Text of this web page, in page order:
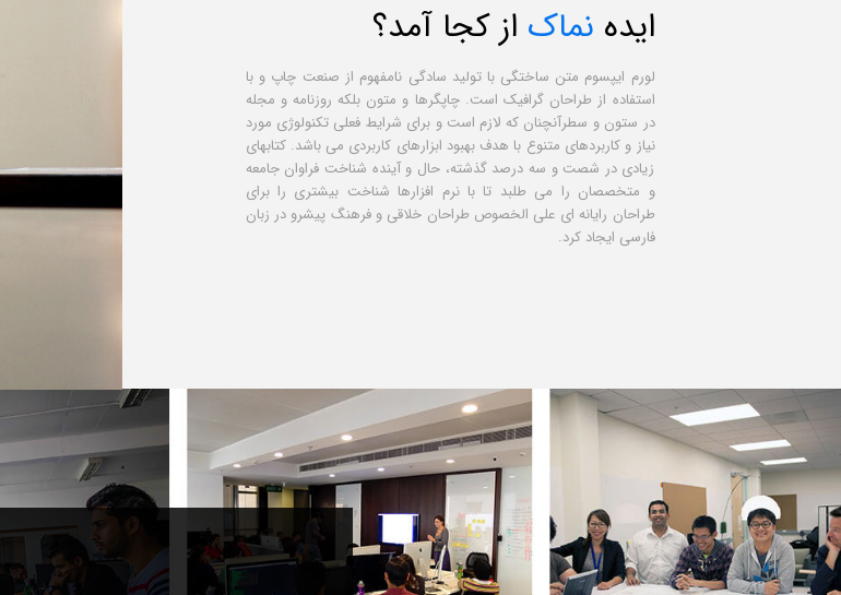
ایده نماک از کجا آمد؟
لورم ایپسوم متن ساختگی با تولید سادگی نامفهوم از صنعت چاپ و با
استفاده از طراحان گرافیک است. چاپگرها و متون بلکه روزنامه و مجله
در ستون و سطرآنچنان که لازم است و برای شرایط فعلی تکنولوژی مورد
نیاز و کاربردهای متنوع با هدف بهبود ابزارهای کاربردی می باشد. کتابهای
زیادی در شصت و سه درصد گذشته، حال و آینده شناخت فراوان جامعه
و متخصصان را می طلبد تا با نرم افزارها شناخت بیشتری را برای
طراحان رایانه ای علی الخصوص طراحان خلاقی و فرهنگ پیشرو در زبان
فارسی ایجاد کرد.